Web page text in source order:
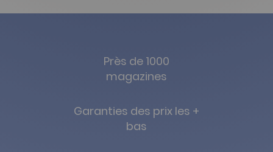
Près de 1000
magazines
Garanties des prix les +
bas